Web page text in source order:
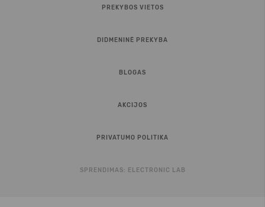
PREKYBOS VIETOS
DIDMENINĖ PREKYBA
BLOGAS
AKCIJOS
PRIVATUMO POLITIKA
SPRENDIMAS: ELECTRONIC LAB